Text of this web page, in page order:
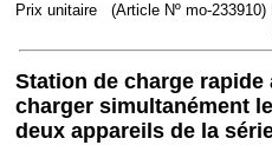
Prix unitaire (Article Nº mo-233910)
Station de charge
charger simultanément
deux appareils de la